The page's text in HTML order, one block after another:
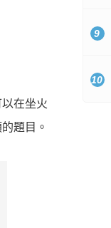
在坐火
題目。
9
10